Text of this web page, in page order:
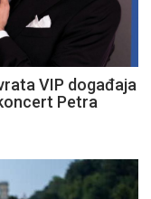
VIP događaja
Petra